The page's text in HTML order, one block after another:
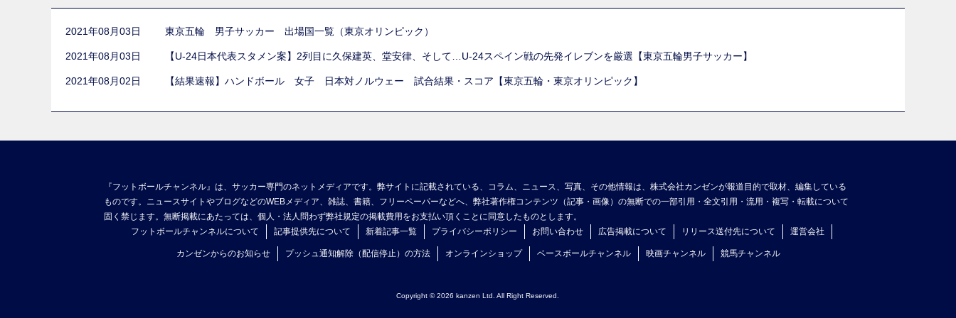
2021年08月03日 東京五輪 男子サッカー 出場国一覧（東京オリンピック）
2021年08月03日 【U-24日本代表スタメン案】2列目に久保建英、堂安律、そして…U-24スペイン戦の先発イレブンを厳選【東京五輪男子サッカー】
2021年08月02日 【結果速報】ハンドボール 女子 日本対ノルウェー 試合結果・スコア【東京五輪・東京オリンピック】
『フットボールチャンネル』は、サッカー専門のネットメディアです。弊サイトに記載されている、コラム、ニュース、写真、その他情報は、株式会社カンゼンが報道目的で取材、編集している
ものです。ニュースサイトやブログなどのWEBメディア、雑誌、書籍、フリーペーパーなどへ、弊社著作権コンテンツ（記事・画像）の無断での一部引用・全文引用・流用・複写・転載について
固く禁じます。無断掲載にあたっては、個人・法人問わず弊社規定の掲載費用をお支払い頂くことに同意したものとします。
フットボールチャンネルについて
記事提供先について 新着記事一覧 プライバシーポリシー お問い合わせ 広告掲載について リリース送付先について 運営会社
カンゼンからのお知らせ プッシュ通知解除（配信停止）の方法 オンラインショップ ベースボールチャンネル 映画チャンネル 競馬チャンネル
Copyright © 2026 kanzen Ltd. All Right Reserved.